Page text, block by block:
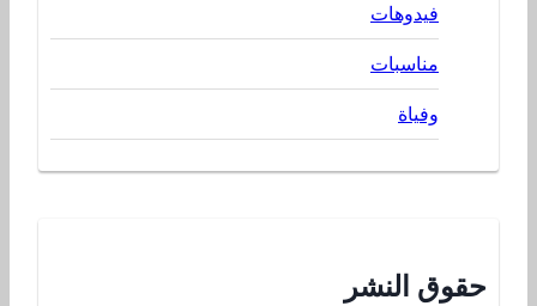
فيدوهات
مناسبات
وفياة
حقوق النشر